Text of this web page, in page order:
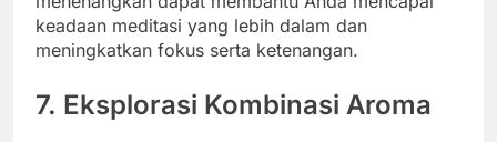
keadaan meditasi yang lebih dalam dan
meningkatkan fokus serta ketenangan.
7. Eksplorasi Kombinasi Aroma